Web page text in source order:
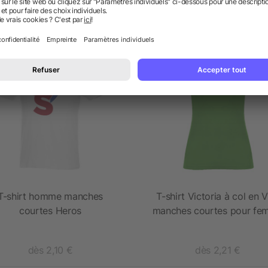
plus populaires de la
shirt homme manches
courtes Heros
dès 2,10 €
T-shirt Victoria à col en
manches courtes pour
dès 2,21 €